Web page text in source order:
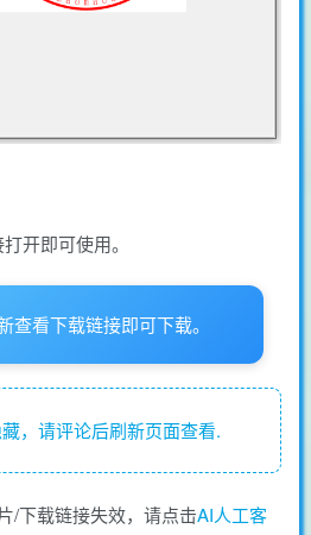
开即可使用。
查看下载链接即可下载。
，请评论后刷新页面查看.
/下载链接失效，请点击AI人工客